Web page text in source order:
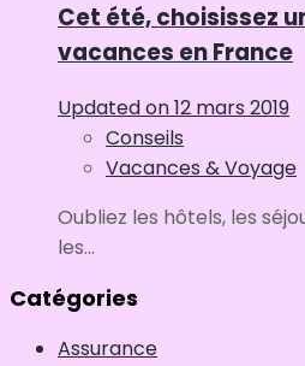
Cet été, choisissez
vacances en France
Updated on12 mars 2019
Conseils
Vacances & Voyage
Oubliez les hôtels, les
les...
Catégories
Assurance